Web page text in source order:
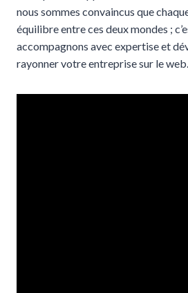
nous sommes convaincus que
équilibre entre ces deux mondes ;
accompagnons avec expertise et
rayonner votre entreprise sur le web.